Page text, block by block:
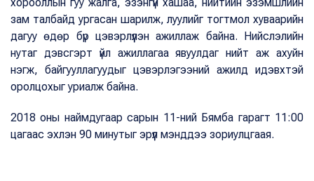
хорооллын гуу жалга, эзэнгүй хашаа, нийтийн эзэмшлийн
зам талбайд ургасан шарилж, луулийг тогтмол хуваарийн
дагуу өдөр бүр цэвэрлүүлэн ажиллаж байна. Нийслэлийн
нутаг дэвсгэрт үйл ажиллагаа явуулдаг нийт аж ахуйн
нэгж, байгууллагуудыг цэвэрлэгээний ажилд идэвхтэй
оролцохыг уриалж байна.
2018 оны наймдугаар сарын 11-ний Бямба гарагт 11:00
цагаас эхлэн 90 минутыг эрүүл мэнддээ зориулцгаая.